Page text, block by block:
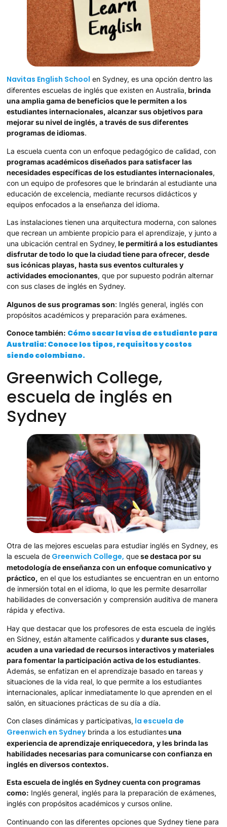
Navitas English School en Sydney, es una opción dentro las
diferentes escuelas de inglés que existen en Australia, brinda
una amplia gama de beneficios que le permiten a los
estudiantes internacionales, alcanzar sus objetivos para
mejorar su nivel de inglés, a través de sus diferentes
programas de idiomas.
La escuela cuenta con un enfoque pedagógico de calidad, con
programas académicos diseñados para satisfacer las
necesidades específicas de los estudiantes internacionales,
con un equipo de profesores que le brindarán al estudiante una
educación de excelencia, mediante recursos didácticos y
equipos enfocados a la enseñanza del idioma.
Las instalaciones tienen una arquitectura moderna, con salones
que recrean un ambiente propicio para el aprendizaje, y junto a
una ubicación central en Sydney, le permitirá a los estudiantes
disfrutar de todo lo que la ciudad tiene para ofrecer, desde
sus icónicas playas, hasta sus eventos culturales y
actividades emocionantes, que por supuesto podrán alternar
con sus clases de inglés en Sydney.
Algunos de sus programas son: Inglés general, inglés con
propósitos académicos y preparación para exámenes.
Conoce también: Cómo sacar la visa de estudiante para
Australia: Conoce los tipos, requisitos y costos
siendo colombiano.
Greenwich College,
escuela de inglés en
Sydney
Otra de las mejores escuelas para estudiar inglés en Sydney, es
la escuela de Greenwich College, quese destaca por su
metodología de enseñanza con un enfoque comunicativo y
práctico, en el que los estudiantes se encuentran en un entorno
de inmersión total en el idioma, lo que les permite desarrollar
habilidades de conversación y comprensión auditiva de manera
rápida y efectiva.
Hay que destacar que los profesores de esta escuela de inglés
en Sídney, están altamente calificados ydurante sus clases,
acuden a una variedad de recursos interactivos y materiales
para fomentar la participación activa de los estudiantes.
Además, se enfatizan en el aprendizaje basado en tareas y
situaciones de la vida real, lo que permite a los estudiantes
internacionales, aplicar inmediatamente lo que aprenden en el
salón, en situaciones prácticas de su día a día.
Con clases dinámicas y participativas, la escuela de
Greenwich en Sydneybrinda a los estudiantesuna
experiencia de aprendizaje enriquecedora, y les brinda las
habilidades necesarias para comunicarse con confianza en
inglés en diversos contextos.
Esta escuela de inglés en Sydney cuenta con programas
como: Inglés general, inglés para la preparación de exámenes,
inglés con propósitos académicos y cursos online.
Continuando con las diferentes opciones que Sydney tiene para